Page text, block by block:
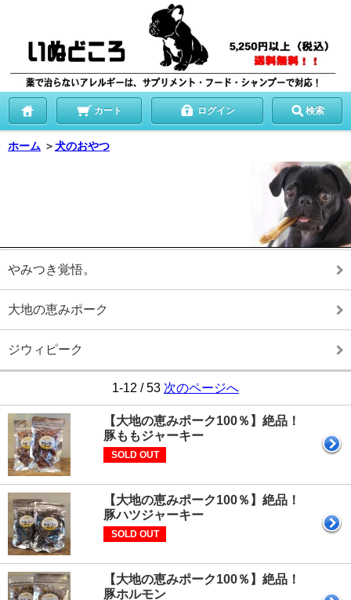
カート ログイン 検索
ホーム ＞犬のおやつ
やみつき覚悟。
大地の恵みポーク
ジウィピーク
1-12 / 53 次のページへ
【大地の恵みポーク100％】絶品！
豚ももジャーキー
SOLD OUT
【大地の恵みポーク100％】絶品！
豚ハツジャーキー
SOLD OUT
【大地の恵みポーク100％】絶品！
豚ホルモン